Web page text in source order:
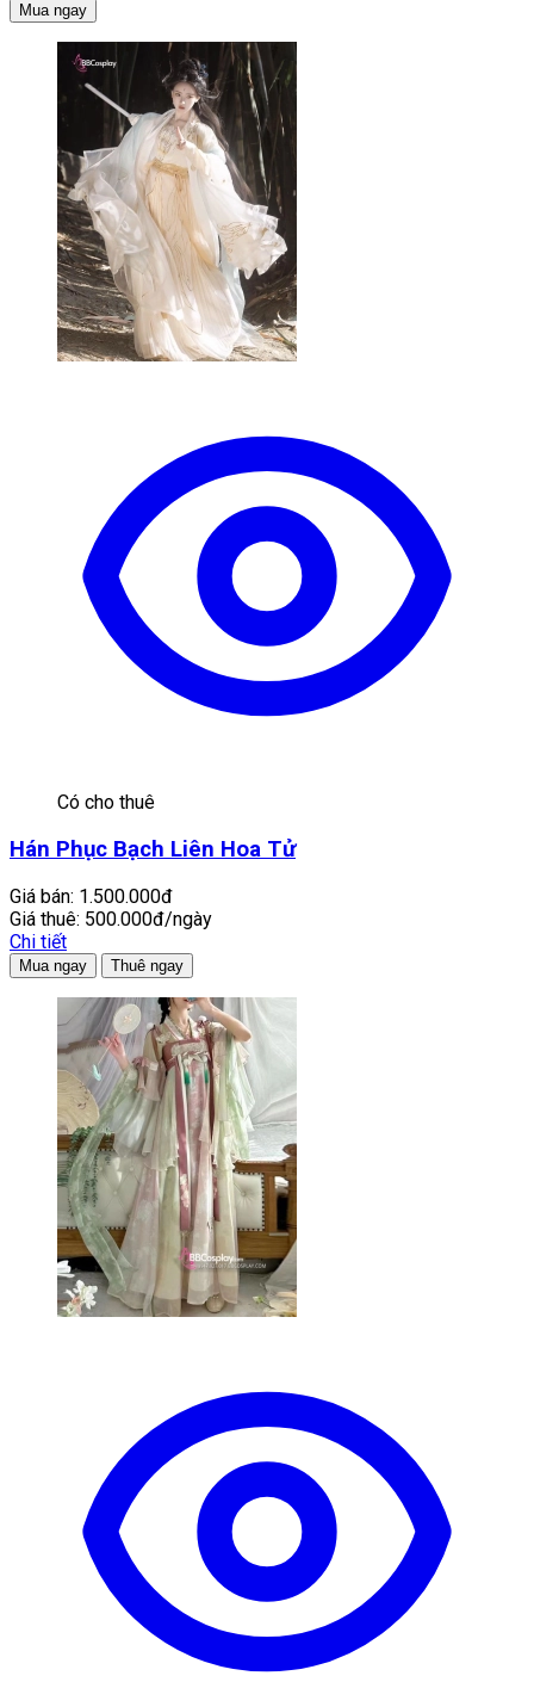
Mua ngay
Có cho thuê
Hán Phục Bạch Liên Hoa Tử
Giá bán: 1.500.000đ
Giá thuê: 500.000đ/ngày
Chi tiết
Mua ngay Thuê ngay